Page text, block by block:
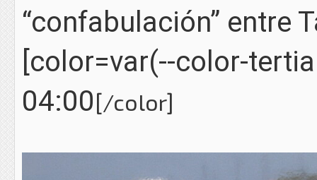
“confabulación” entre
[color=var(--color-
04:00[/color]